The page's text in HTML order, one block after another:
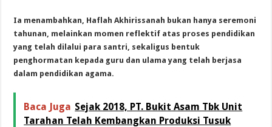
Ia menambahkan, Haflah Akhirissanah bukan hanya seremoni
tahunan, melainkan momen reflektif atas proses pendidikan
yang telah dilalui para santri, sekaligus bentuk
penghormatan kepada guru dan ulama yang telah berjasa
dalam pendidikan agama.
Baca Juga Sejak 2018, PT. Bukit Asam Tbk Unit
Tarahan Telah Kembangkan Produksi Tusuk